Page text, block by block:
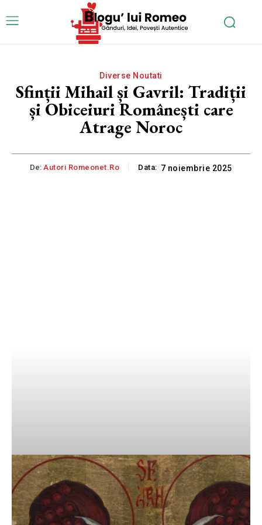
Diverse Noutati
Sfinții Mihail și Gavril: Tradiții
și Obiceiuri Românești care
Atrage Noroc
De: Autori Romeonet.ro Data: 7 noiembrie 2025